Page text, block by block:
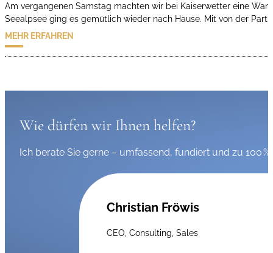
Am vergangenen Samstag machten wir bei Kaiserwetter eine
Seealpsee ging es gemütlich wieder nach Hause. Mit von der
MEHR ERFAHREN
Wie dürfen wir Ihnen helfen?
Ich berate Sie gerne – umfassend, fundiert und zu 100
Christian Fröwis
CEO, Consulting, Sales